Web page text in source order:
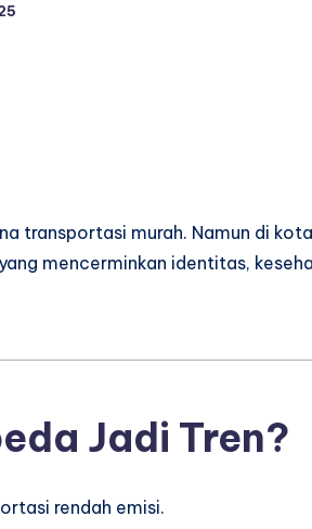
transportasi murah. Namun di
yang mencerminkan identitas,
Jadi Tren?
rendah emisi.